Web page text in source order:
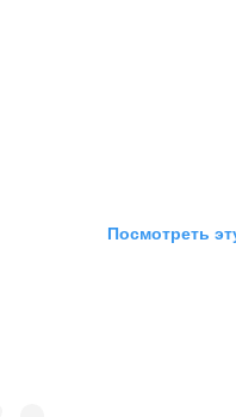
Посмотреть